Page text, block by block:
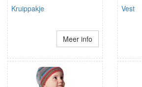
Kruippakje
Meer info
Vest